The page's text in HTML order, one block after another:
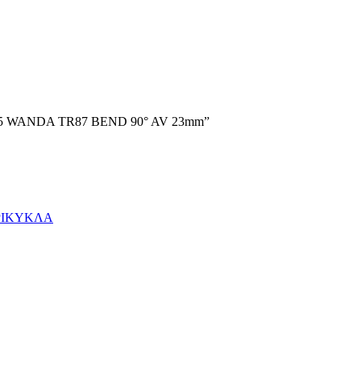
WANDA TR87 BEND 90° AV 23mm”